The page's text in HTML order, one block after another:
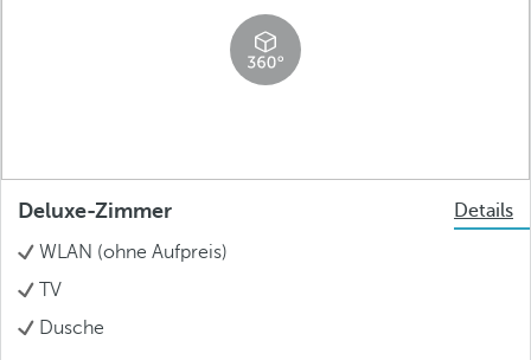
Deluxe-Zimmer
Details
WLAN (ohne Aufpreis)
TV
Dusche